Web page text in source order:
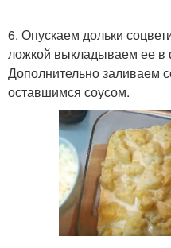
6. Опускаем дольки
ложкой выкладываем ее в
Дополнительно
оставшимся соусом.